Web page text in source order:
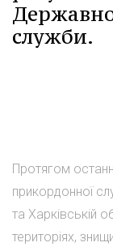
служби.
Протягом
прикордонної
та Харківській
територіях,